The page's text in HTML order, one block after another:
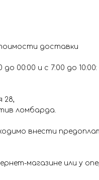
доставки
00:00 и с 7:00 до 10:00:
28,
ломбарда.
внести
магазине или у